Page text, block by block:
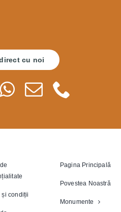
cu noi
și condiții
Pagina Principală
Povestea Noastră
Monumente